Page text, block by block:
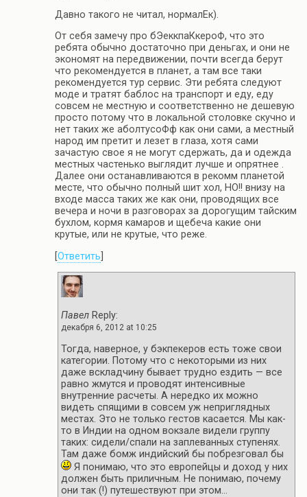
Давно такого не читал, нормалЕк).
От себя замечу про бЭеккпаКкероФ, что это
ребята обычно достаточно при деньгах, и они не
экономят на передвижении, почти всегда берут
что рекомендуется в планет, а там все таки
рекомендуется тур сервис. Эти ребята следуют
моде и тратят баблос на транспорт и еду, еду
совсем не местную и соответственно не дешевую
просто потому что в локальной столовке скучно и
нет таких же аболтусоФф как они сами, а местный
народ им претит и лезет в глаза, хотя сами
зачастую свое я не могут сдержать, да и одежда
местных частенько выглядит лучше и опрятнее .
Далее они останавливаются в рекомм планетой
месте, что обычно полный шит хол, НО!! внизу на
входе масса таких же как они, проводящих все
вечера и ночи в разговорах за дорогущим тайским
бухлом, кормя камаров и щебеча какие они
крутые, или не крутые, что реже.
Ответить
Павел Reply:
декабря 6, 2012 at 10:25
Тогда, наверное, у бэкпекеров есть тоже свои
категории. Потому что с некоторыми из них
даже вскладчину бывает трудно ездить — все
равно жмутся и проводят интенсивные
внутренние расчеты. А нередко их можно
видеть спящими в совсем уж неприглядных
местах. Это не только гестов касается. Мы как-
то в Индии на одном вокзале видели группу
таких: сидели/спали на заплеванных ступенях.
Там даже бомж индийский бы побрезговал бы
Я понимаю, что это европейцы и доход у них
должен быть приличным. Не понимаю, почему
они так (!) путешествуют при этом…